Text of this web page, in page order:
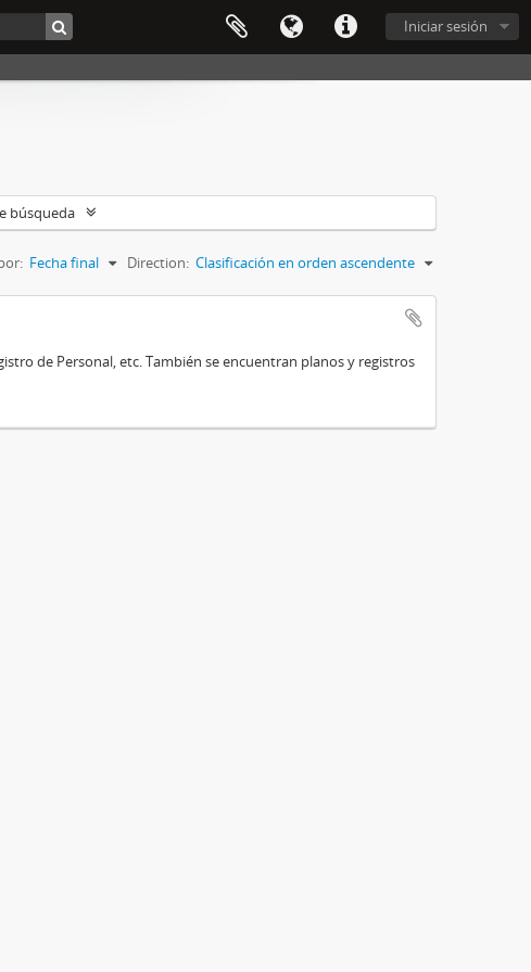
Iniciar sesión
búsqueda
Fecha final Direction: Clasificación en orden ascendente
de Personal, etc. También se encuentran planos y registros